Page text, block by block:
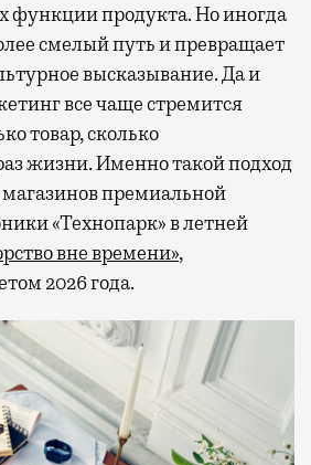
продукта. Но иногда
смелый путь и превращает
высказывание. Да и
все чаще стремится
товар, сколько
жизни. Именно такой подход
магазинов премиальной
«Технопарк» в летней
вне времени»,
2026 года.